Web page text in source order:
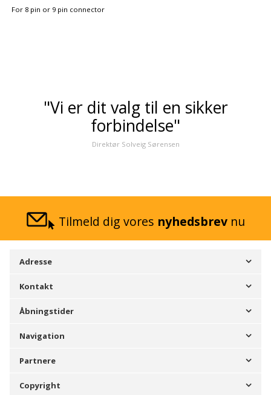
For 8 pin or 9 pin connector
"Vi er dit valg til en sikker
forbindelse"
Direktør Solveig Sørensen
Tilmeld dig vores nyhedsbrev nu
Adresse
Kontakt
Åbningstider
Navigation
Partnere
Copyright